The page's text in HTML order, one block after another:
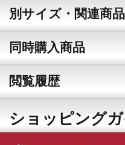
別サイズ・関連商品
同時購入商品
閲覧履歴
ショッピング